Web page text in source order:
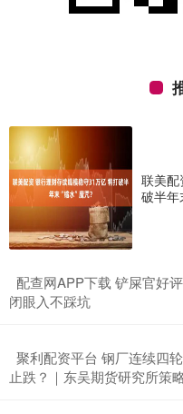
联美
破半年
配查网APP下载 铲屎官好
闭眼入不踩坑
聚利配资平台 钢厂连续四
止跌？｜东吴期货研究所策